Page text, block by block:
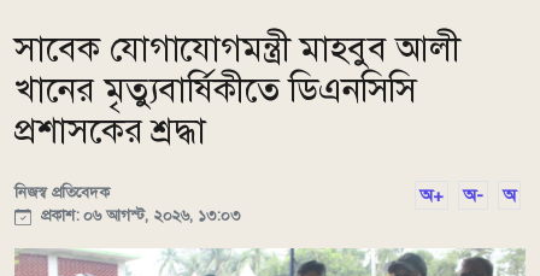
সাবেক যোগাযোগমন্ত্রী মাহবুব আলী
খানের মৃত্যুবার্ষিকীতে ডিএনসিসি
প্রশাসকের শ্রদ্ধা
নিজস্ব প্রতিবেদক
প্রকাশ: ০৬ আগস্ট, ২০২৬, ১৩:০৩
অ+ অ- অ